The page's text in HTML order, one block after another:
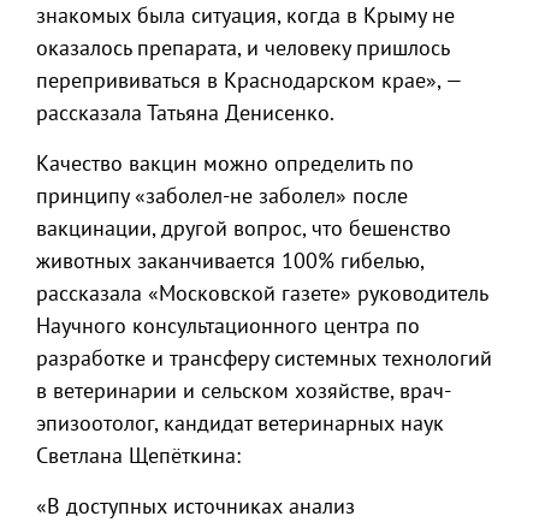
знакомых была ситуация, когда в Крыму не
оказалось препарата, и человеку пришлось
перепрививаться в Краснодарском крае», —
рассказала Татьяна Денисенко.
Качество вакцин можно определить по
принципу «заболел-не заболел» после
вакцинации, другой вопрос, что бешенство
животных заканчивается 100% гибелью,
рассказала «Московской газете» руководитель
Научного консультационного центра по
разработке и трансферу системных технологий
в ветеринарии и сельском хозяйстве, врач-
эпизоотолог, кандидат ветеринарных наук
Светлана Щепёткина:
«В доступных источниках анализ